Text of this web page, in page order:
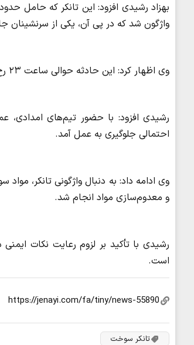
واژگون شد که در پی آن، یکی از سرنشینان
وی اظهار کرد: این حادثه حوالی ساعت ۲۳ رخ داد و بلافاصله نیروهای آتش‌نشانی به محل اعزام شدند.
رشیدی افزود: با حضور تیم‌های امدادی،
احتمالی جلوگیری به عمل آمد.
وی ادامه داد: به دنبال واژگونی تانکر،
و معدوم‌سازی مواد انجام شد.
رشیدی با تأکید بر لزوم رعایت نکات
است.
تانکر سوخت